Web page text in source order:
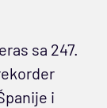
sa 247.
i